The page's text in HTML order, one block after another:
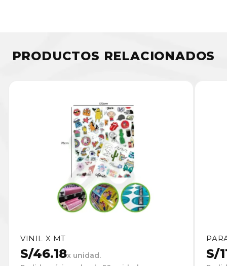
PRODUCTOS RELACIONADOS
VINIL X MT
S/46.18x unidad. S/